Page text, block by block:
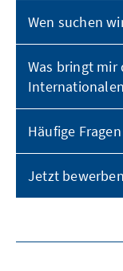
Wen suchen
Was bringt mir
Häufige Fragen
Jetzt